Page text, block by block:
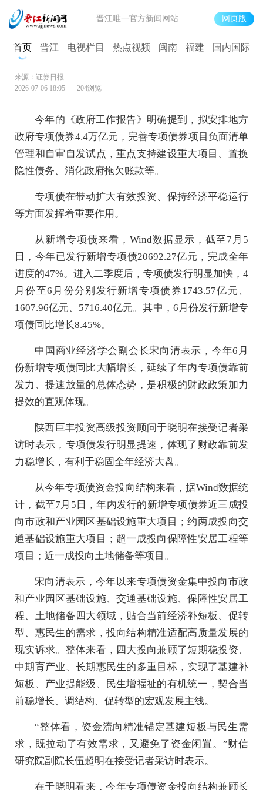
晋江唯一官方新闻网站 网页版
首页 晋江 电视栏目 热点视频 闽南 福建 国内国际
三季度专项债有望迎来年内发行高峰
来源：证券日报
2026-07-06 18:05
204浏览
今年的《政府工作报告》明确提到，拟安排地方
政府专项债券4.4万亿元，完善专项债券项目负面清单
管理和自审自发试点，重点支持建设重大项目、置换
隐性债务、消化政府拖欠账款等。
专项债在带动扩大有效投资、保持经济平稳运行
等方面发挥着重要作用。
从新增专项债来看，Wind数据显示，截至7月5
日，今年已发行新增专项债20692.27亿元，完成全年
进度的47%。进入二季度后，专项债发行明显加快，4
月份至6月份分别发行新增专项债券1743.57亿元、
1607.96亿元、5716.40亿元。其中，6月份发行新增专
项债同比增长8.45%。
中国商业经济学会副会长宋向清表示，今年6月
份新增专项债同比大幅增长，延续了年内专项债靠前
发力、提速放量的总体态势，是积极的财政政策加力
提效的直观体现。
陕西巨丰投资高级投资顾问于晓明在接受记者采
访时表示，专项债发行明显提速，体现了财政靠前发
力稳增长，有利于稳固全年经济大盘。
从今年专项债资金投向结构来看，据Wind数据统
计，截至7月5日，年内发行的新增专项债券近三成投
向市政和产业园区基础设施重大项目；约两成投向交
通基础设施重大项目；超一成投向保障性安居工程等
项目；近一成投向土地储备等项目。
宋向清表示，今年以来专项债资金集中投向市政
和产业园区基础设施、交通基础设施、保障性安居工
程、土地储备四大领域，贴合当前经济补短板、促转
型、惠民生的需求，投向结构精准适配高质量发展的
现实诉求。整体来看，四大投向兼顾了短期稳投资、
中期育产业、长期惠民生的多重目标，实现了基建补
短板、产业提能级、民生增福祉的有机统一，契合当
前稳增长、调结构、促转型的宏观发展主线。
“整体看，资金流向精准锚定基建短板与民生需
求，既拉动了有效需求，又避免了资金闲置。”财信
研究院副院长伍超明在接受记者采访时表示。
在于晓明看来，今年专项债资金投向结构兼顾长